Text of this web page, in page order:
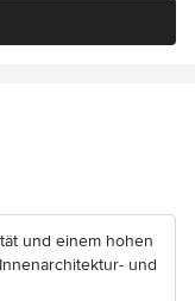
und einem hohen
und